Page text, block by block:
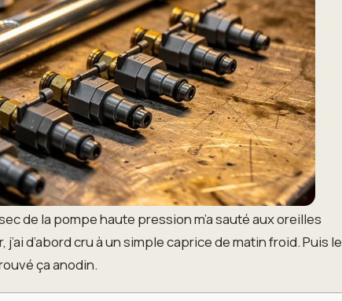
de la pompe haute pression m’a sauté aux oreilles
d’abord cru à un simple caprice de matin froid. Puis le
ça anodin.